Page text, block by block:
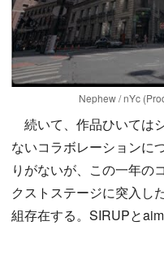
Nephew / nYc
続いて、作品ひいては
ないコラボレーションに
りがないが、この一年の
クストステージに突入し
組存在する。SIRUPとaimi